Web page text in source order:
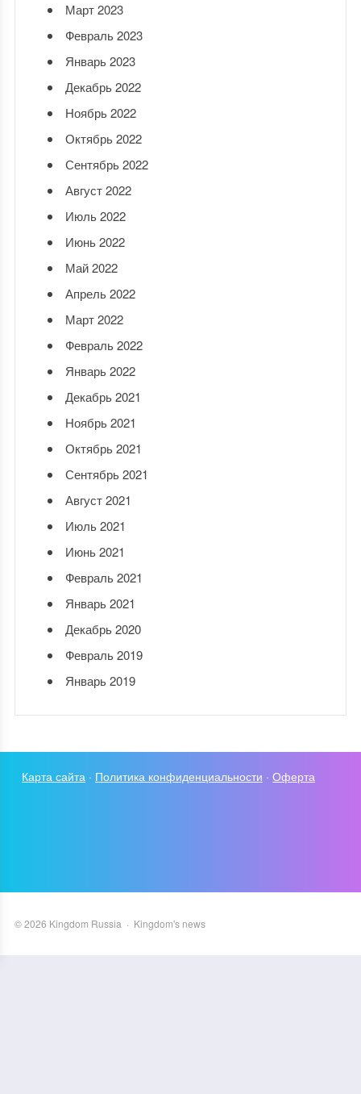
Март 2023
Февраль 2023
Январь 2023
Декабрь 2022
Ноябрь 2022
Октябрь 2022
Сентябрь 2022
Август 2022
Июль 2022
Июнь 2022
Май 2022
Апрель 2022
Март 2022
Февраль 2022
Январь 2022
Декабрь 2021
Ноябрь 2021
Октябрь 2021
Сентябрь 2021
Август 2021
Июль 2021
Июнь 2021
Февраль 2021
Январь 2021
Декабрь 2020
Февраль 2019
Январь 2019
Карта сайта · Политика конфиденциальности ·Оферта
©2026 Kingdom Russia · Kingdom's news